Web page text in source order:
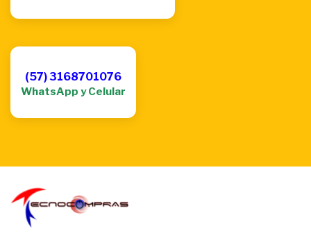
(57) 3168701076
WhatsApp y Celular